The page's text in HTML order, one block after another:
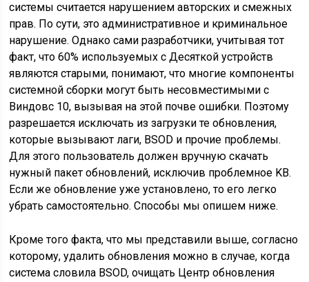
системы считается нарушением авторских и смежных
прав. По сути, это административное и криминальное
нарушение. Однако сами разработчики, учитывая тот
факт, что 60% используемых с Десяткой устройств
являются старыми, понимают, что многие компоненты
системной сборки могут быть несовместимыми с
Виндовс 10, вызывая на этой почве ошибки. Поэтому
разрешается исключать из загрузки те обновления,
которые вызывают лаги, BSOD и прочие проблемы.
Для этого пользователь должен вручную скачать
нужный пакет обновлений, исключив проблемное KB.
Если же обновление уже установлено, то его легко
убрать самостоятельно. Способы мы опишем ниже.
Кроме того факта, что мы представили выше, согласно
которому, удалить обновления можно в случае, когда
система словила BSOD, очищать Центр обновления